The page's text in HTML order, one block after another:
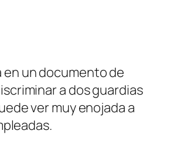
en un documento de
a dos guardias
ver muy enojada a